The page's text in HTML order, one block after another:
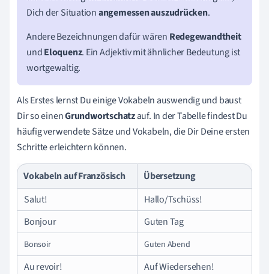
Dich der Situationangemessen auszudrücken.
Andere Bezeichnungen dafür wären Redegewandtheit
undEloquenz. Ein Adjektiv mit ähnlicher Bedeutung ist
wortgewaltig.
Als Erstes lernst Du einige Vokabeln auswendig und baust
Dir so einenGrundwortschatzauf. In der Tabelle findest Du
häufig verwendete Sätze und Vokabeln, die Dir Deine ersten
Schritte erleichtern können.
Vokabeln auf Französisch
Übersetzung
Salut!
Hallo/Tschüss!
Bonjour
Guten Tag
Bonsoir Guten Abend
Au revoir!
Auf Wiedersehen!